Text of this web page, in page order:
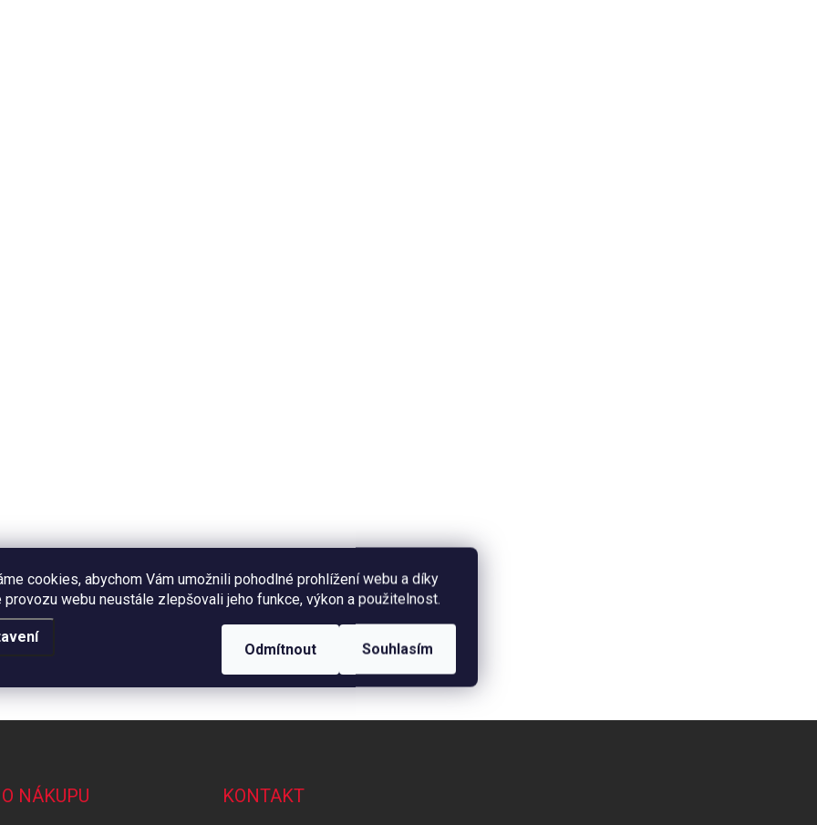
cookies, abychom Vám umožnili pohodlné prohlížení webu a díky
provozu webu neustále zlepšovali jeho funkce, výkon a použitelnost.
Odmítnout Souhlasím
NÁKUPU KONTAKT